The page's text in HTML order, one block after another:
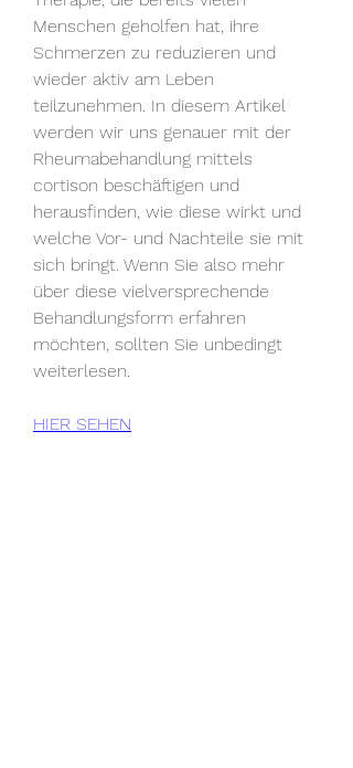
Menschen geholfen hat, ihre
Schmerzen zu reduzieren und
wieder aktiv am Leben
teilzunehmen. In diesem Artikel
werden wir uns genauer mit der
Rheumabehandlung mittels
cortison beschäftigen und
herausfinden, wie diese wirkt und
welche Vor- und Nachteile sie mit
sich bringt. Wenn Sie also mehr
über diese vielversprechende
Behandlungsform erfahren
möchten, sollten Sie unbedingt
weiterlesen.
HIER SEHEN